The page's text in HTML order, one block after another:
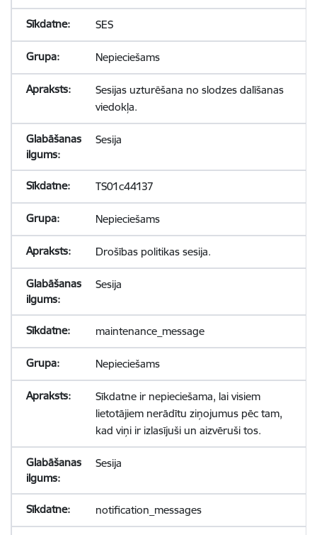
SES
Nepieciešams
Sesijas uzturēšana no slodzes dalīšanas
viedokļa.
Sesija
TS01c44137
Nepieciešams
Drošības politikas sesija.
Sesija
maintenance_message
Nepieciešams
Sīkdatne ir nepieciešama, lai visiem
lietotājiem nerādītu ziņojumus pēc tam,
kad viņi ir izlasījuši un aizvēruši tos.
Sesija
notification_messages